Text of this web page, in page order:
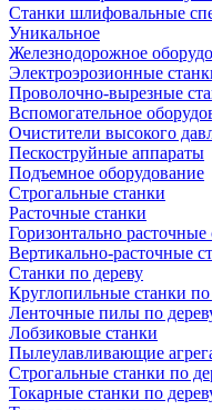
Станки шлифовальные
Уникальное
Железнодорожное
Электроэрозионные
Проволочно-вырезные
Вспомогательное
Очистители высокого
Пескоструйные аппараты
Подъемное оборудование
Строгальные станки
Расточные станки
Горизонтально расточные
Вертикально-расточные
Станки по дереву
Круглопильные станки по
Ленточные пилы по
Лобзиковые станки
Пылеулавливающие
Строгальные станки по
Токарные станки по